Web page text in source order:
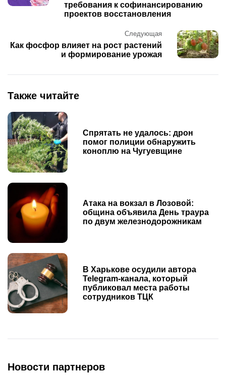
требования к софинансированию
проектов восстановления
Следующая
Как фосфор влияет на рост растений
и формирование урожая
Также читайте
Спрятать не удалось: дрон
помог полиции обнаружить
коноплю на Чугуевщине
Атака на вокзал в Лозовой:
община объявила День траура
по двум железнодорожникам
В Харькове осудили автора
Telegram-канала, который
публиковал места работы
сотрудников ТЦК
Новости партнеров